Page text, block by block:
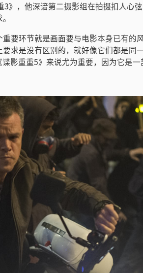
》，他深谙第二摄影组在拍摄扣人心
要环节就是画面要与电影本身已有的
求是没有区别的，就好像它们都是同一
影重重5》来说尤为重要，因为它是一